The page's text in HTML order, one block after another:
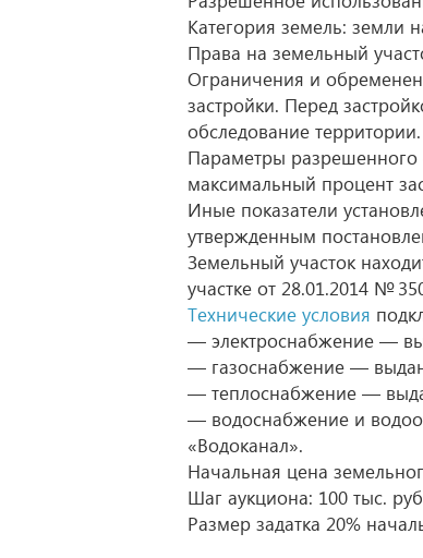
Категория земель: земли
Права на земельный
Ограничения и
застройки. Перед
обследование территории.
Параметры разрешенного
максимальный процент
Иные показатели
утвержденным
Земельный участок
участке от 28.01.2014 №
Технические условия
— электроснабжение —
— газоснабжение —
— теплоснабжение —
— водоснабжение и
«Водоканал».
Начальная цена
Шаг аукциона: 100 тыс.
Размер задатка 20%